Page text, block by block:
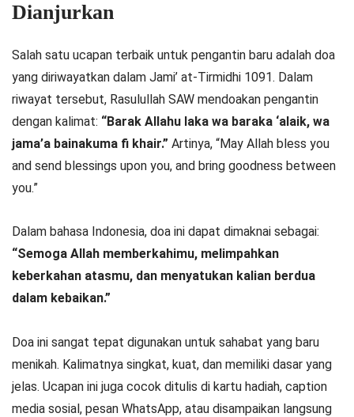
Dianjurkan
Salah satu ucapan terbaik untuk pengantin baru adalah doa
yang diriwayatkan dalam Jami’ at-Tirmidhi 1091. Dalam
riwayat tersebut, Rasulullah SAW mendoakan pengantin
dengan kalimat: “Barak Allahu laka wa baraka ‘alaik, wa
jama’a bainakuma fi khair.” Artinya, “May Allah bless you
and send blessings upon you, and bring goodness between
you.”
Dalam bahasa Indonesia, doa ini dapat dimaknai sebagai:
“Semoga Allah memberkahimu, melimpahkan
keberkahan atasmu, dan menyatukan kalian berdua
dalam kebaikan.”
Doa ini sangat tepat digunakan untuk sahabat yang baru
menikah. Kalimatnya singkat, kuat, dan memiliki dasar yang
jelas. Ucapan ini juga cocok ditulis di kartu hadiah, caption
media sosial, pesan WhatsApp, atau disampaikan langsung